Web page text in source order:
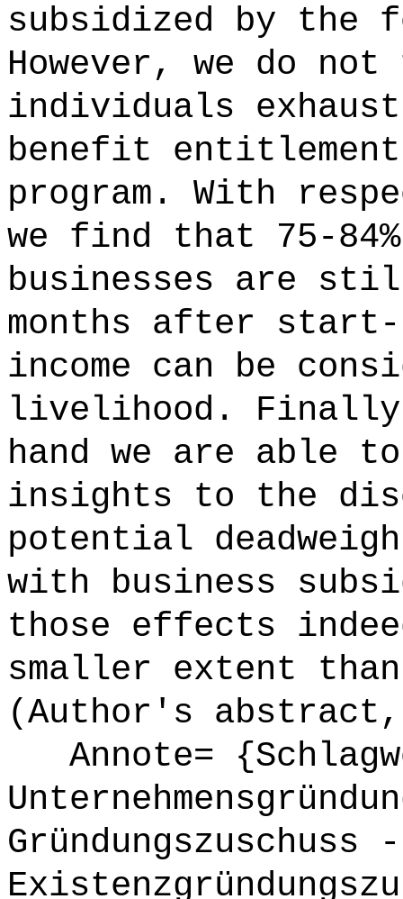
subsidized by the
However, we do
individuals
benefit
program. With
we find that 75-
businesses are
months after start-
income can be
livelihood.
hand we are able
insights to the
potential
with business
those effects
smaller extent
(Author's
Annote=